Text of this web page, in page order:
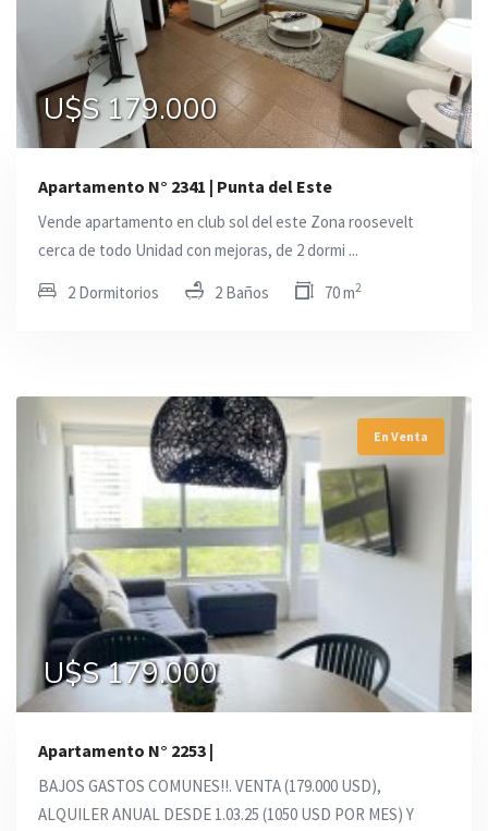
U$S 179.000
Apartamento N° 2341 | Punta del Este
Vende apartamento en club sol del este Zona roosevelt
cerca de todo Unidad con mejoras, de 2 dormi ...
2 Dormitorios 2 Baños 70 m2
En Venta
U$S 179.000
Apartamento N° 2253 |
BAJOS GASTOS COMUNES!!. VENTA (179.000 USD),
ALQUILER ANUAL DESDE 1.03.25 (1050 USD POR MES) Y